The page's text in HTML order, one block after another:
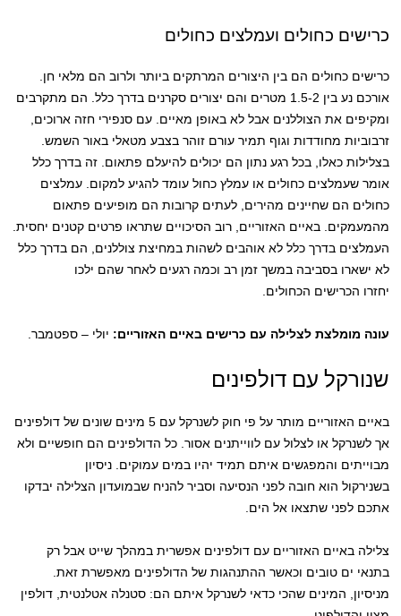
כרישים כחולים ועמלצים כחולים
כרישים כחולים הם בין היצורים המרתקים ביותר ולרוב הם מלאי חן.
אורכם נע בין 1.5-2 מטרים והם יצורים סקרנים בדרך כלל. הם מתקרבים
ומקיפים את הצוללנים אבל לא באופן מאיים. עם סנפירי חזה ארוכים,
זרבוביות מחודדות וגוף תמיר עורם זוהר בצבע מטאלי באור השמש.
בצלילות כאלו, בכל רגע נתון הם יכולים להיעלם פתאום. זה בדרך כלל
אומר שעמלצים כחולים או עמלץ כחול עומד להגיע למקום. עמלצים
כחולים הם שחיינים מהירים, לעתים קרובות הם מופיעים פתאום
מהמעמקים. באיים האזוריים, רוב הסיכויים שתראו פרטים קטנים יחסית.
העמלצים בדרך כלל לא אוהבים לשהות במחיצת צוללנים, הם בדרך כלל
לא ישארו בסביבה במשך זמן רב וכמה רגעים לאחר שהם ילכו
יחזרו הכרישים הכחולים.
עונה מומלצת לצלילה עם כרישים באיים האזוריים: יולי – ספטמבר.
שנורקל עם דולפינים
באיים האזוריים מותר על פי חוק לשנרקל עם 5 מינים שונים של דולפינים
אך לשנרקל או לצלול עם לווייתנים אסור. כל הדולפינים הם חופשיים ולא
מבוייתים והמפגשים איתם תמיד יהיו במים עמוקים. ניסיון
בשנירקול הוא חובה לפני הנסיעה וסביר להניח שבמועדון הצלילה יבדקו
אתכם לפני שתצאו אל הים.
צלילה באיים האזוריים עם דולפינים אפשרית במהלך שייט אבל רק
בתנאי ים טובים וכאשר ההתנהגות של הדולפינים מאפשרת זאת.
מניסיון, המינים שהכי כדאי לשנרקל איתם הם: סטנלה אטלנטית, דולפין